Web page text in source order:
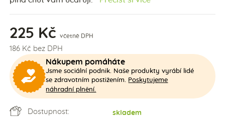
225 Kč včetně DPH
186 Kč bez DPH
Nákupem pomáháte
Jsme sociální podnik. Naše produkty vyrábí lidé
se zdravotním postižením. Poskytujeme
náhradní plnění.
Dostupnost: skladem